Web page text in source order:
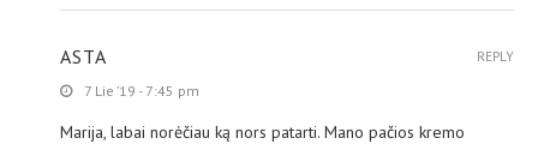
ASTA
7 Lie ’19 - 7:45 pm
Marija, labai norėčiau ką nors patarti. Mano pačios kremo
REPLY